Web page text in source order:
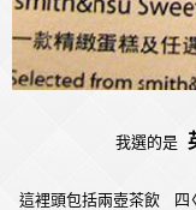
我選的是
這裡頭包括兩壺茶飲